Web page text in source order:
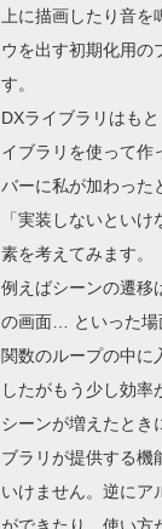
上に描画したり音
ウを出す初期化用の
す。
DXライブラリはも
イブラリを使って作
バーに私が加わった
「実装しないとい
素を考えてみます。
例えばシーンの遷移
の画面… といった場
関数のループの中に
したがもう少し効
シーンが増えたとき
ブラリが提供する機
いけません。逆にア
ができたり、使い方